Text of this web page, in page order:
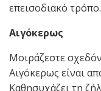
επεισοδιακό τρόπο.
Αιγόκερως
Μοιράζεστε σχεδόν
Αιγόκερως είναι
Καθησυχάζει τη